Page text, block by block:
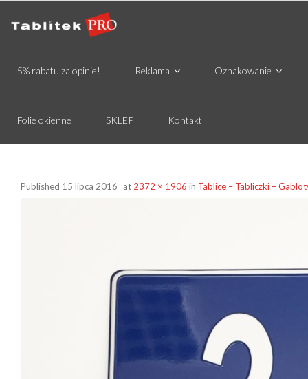
5% rabatu za opinie! Reklama Oznakowanie
Folie okienne SKLEP Kontakt
Published 15 lipca 2016 at 2372 × 1906 in Tablice – Tabliczki –